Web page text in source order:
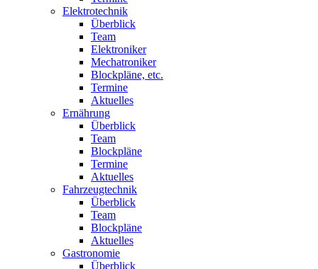
Elektrotechnik
Überblick
Team
Elektroniker
Mechatroniker
Blockpläne, etc.
Termine
Aktuelles
Ernährung
Überblick
Team
Blockpläne
Termine
Aktuelles
Fahrzeugtechnik
Überblick
Team
Blockpläne
Aktuelles
Gastronomie
Überblick